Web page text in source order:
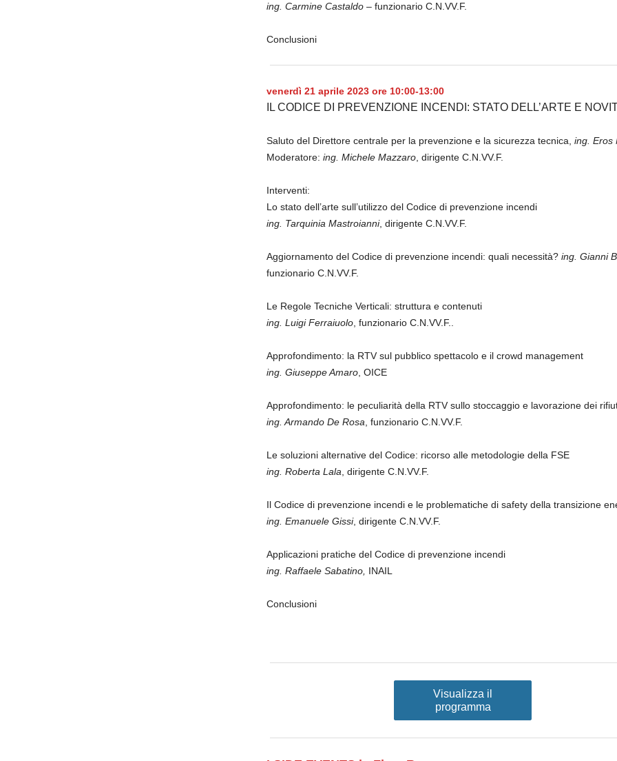
ing. Carmine Castaldo – funzionario C.N.VV.F.
Conclusioni
venerdì 21 aprile 2023 ore 10:00-13:00
IL CODICE DI PREVENZIONE INCENDI: STATO DELL’ARTE E
Saluto del Direttore centrale per la prevenzione e la sicurezza tecnica, ing. Eros
Moderatore: ing. Michele Mazzaro , dirigente C.N.VV.F.
Interventi:
Lo stato dell’arte sull’utilizzo del Codice di prevenzione incendi
ing. Tarquinia Mastroianni, dirigente C.N.VV.F.
Aggiornamento del Codice di prevenzione incendi: quali necessità? ing. Gianni
funzionario C.N.VV.F.
Le Regole Tecniche Verticali: struttura e contenuti
ing. Luigi Ferraiuolo , funzionario C.N.VV.F..
Approfondimento: la RTV sul pubblico spettacolo e il crowd management
ing. Giuseppe Amaro , OICE
Approfondimento: le peculiarità della RTV sullo stoccaggio e lavorazione dei
ing. Armando De Rosa , funzionario C.N.VV.F.
Le soluzioni alternative del Codice: ricorso alle metodologie della FSE
ing. Roberta Lala , dirigente C.N.VV.F.
Il Codice di prevenzione incendi e le problematiche di safety della transizione
ing. Emanuele Gissi, dirigente C.N.VV.F.
Applicazioni pratiche del Codice di prevenzione incendi
ing. Raffaele Sabatino, INAIL
Conclusioni
Visualizza il
programma